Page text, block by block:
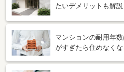
たいデメリットも解説
マンションの耐用年
がすぎたら住めなくな